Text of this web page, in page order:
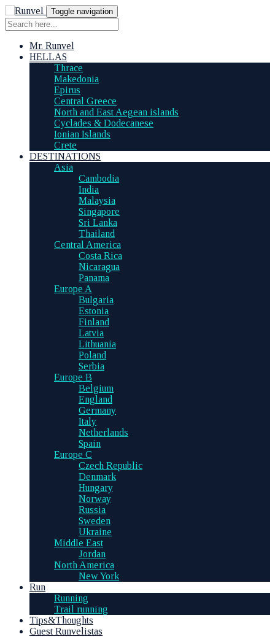
Toggle navigation
Mr. Runvel
HELLAS
Thrace
Makedonia
Epirus
Central Greece
North and East Aegean islands
Cyclades & Dodecanese
Ionian Islands
Crete
DESTINATIONS
Asia
Cambodia
India
Malaysia
Singapore
Sri Lanka
Thailand
Central America
Costa Rica
Nicaragua
Panama
Europe A
Bulgaria
Estonia
Finland
Latvia
Lithuania
Poland
Serbia
Europe B
Belgium
England
Germany
Italy
Netherlands
Spain
Europe C
Czech Republic
Denmark
Hungary
Norway
Russia
Sweden
Ukraine
Middle East
Jordan
North America
New York
Run
Running
Trail running
Tips&Thoughts
Guest Runvelistas